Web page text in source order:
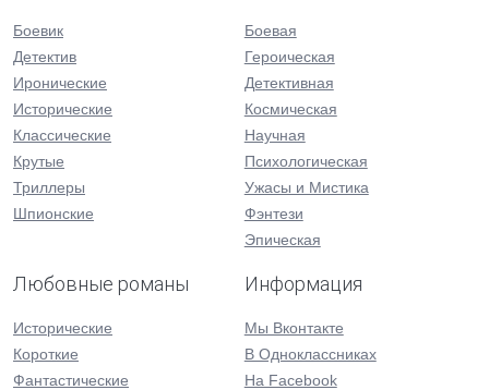
Боевик
Детектив
Иронические
Исторические
Классические
Крутые
Триллеры
Шпионские
Боевая
Героическая
Детективная
Космическая
Научная
Психологическая
Ужасы и Мистика
Фэнтези
Эпическая
Любовные романы
Исторические
Короткие
Фантастические
Информация
Мы Вконтакте
В Одноклассниках
На Facebook